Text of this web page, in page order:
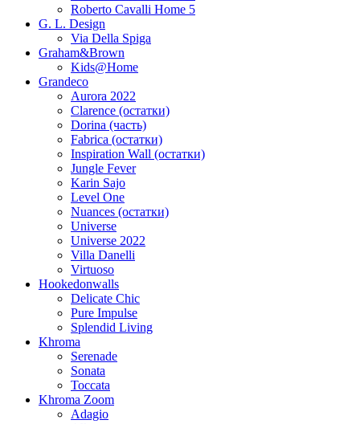
Roberto Cavalli Home 5
G. L. Design
Via Della Spiga
Graham&Brown
Kids@Home
Grandeco
Aurora 2022
Clarence (остатки)
Dorina (часть)
Fabrica (остатки)
Inspiration Wall (остатки)
Jungle Fever
Karin Sajo
Level One
Nuances (остатки)
Universe
Universe 2022
Villa Danelli
Virtuoso
Hookedonwalls
Delicate Chic
Pure Impulse
Splendid Living
Khroma
Serenade
Sonata
Toccata
Khroma Zoom
Adagio